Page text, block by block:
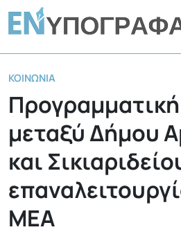
ΚΟΙΝΩΝΊΑ
μεταξύ Δήμου
και
ΜΕΑ